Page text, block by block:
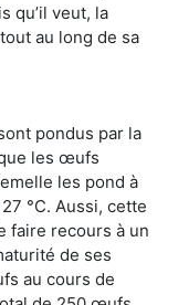
qu’il veut, la
au long de sa
pondus par la
les œufs
les pond à
°C. Aussi, cette
faire recours à un
de ses
au cours de